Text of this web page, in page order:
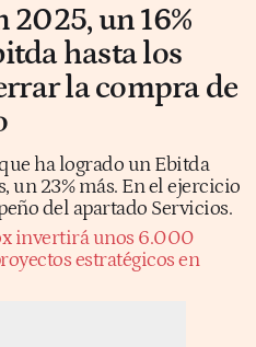
2025, un 16%
hasta los
la compra de
ha logrado un Ebitda
un 23% más. En el ejercicio
del apartado Servicios.
invertirá unos 6.000
estratégicos en